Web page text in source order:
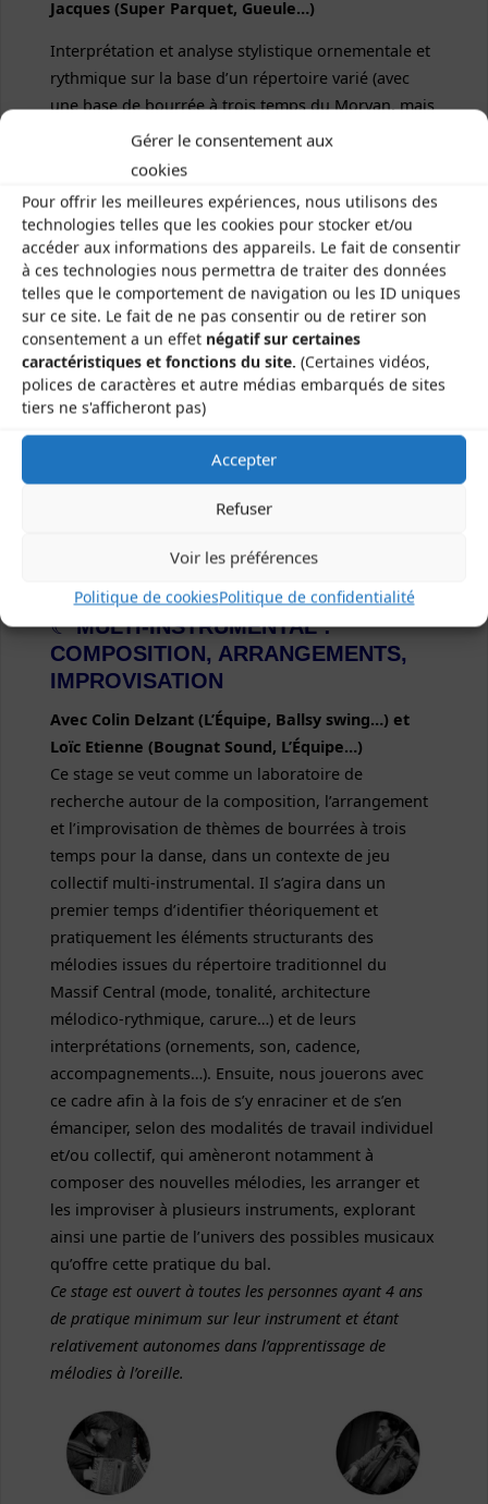
Gérer le consentement aux
cookies
Pour offrir les meilleures expériences, nous utilisons des
technologies telles que les cookies pour stocker et/ou
accéder aux informations des appareils. Le fait de consentir
à ces technologies nous permettra de traiter des données
telles que le comportement de navigation ou les ID uniques
sur ce site. Le fait de ne pas consentir ou de retirer son
consentement a un effet négatif sur certaines
caractéristiques et fonctions du site. (Certaines vidéos,
polices de caractères et autre médias embarqués de sites
tiers ne s'afficheront pas)
Accepter
Refuser
Voir les préférences
Politique de cookiesPolitique de confidentialité
Jacques (Super Parquet, Gueule…)
Interprétation et analyse stylistique ornementale et
rythmique sur la base d’un répertoire varié (avec
une base de bourrée à trois temps du Morvan, mais
pas seulement). Apprentissage de mélodies diverses
à l’oreille, appropriation de celles-ci, travail
attenants à l’interprétation. Le propos général de ce
stage est d’enrichir son style à l’aide des ornements
et de se donner ainsi le loisir de faire vivre les
mélodies par sa musicalité propre.
Matériel : prévoir de quoi boucher ses bourdons et
apporter quelques anches de rechange.
☾MULTI-INSTRUMENTAL :
COMPOSITION, ARRANGEMENTS,
IMPROVISATION
Avec Colin Delzant (L’Équipe, Ballsy swing…) et
Loïc Etienne (Bougnat Sound, L’Équipe…)
Ce stage se veut comme un laboratoire de
recherche autour de la composition, l’arrangement
et l’improvisation de thèmes de bourrées à trois
temps pour la danse, dans un contexte de jeu
collectif multi-instrumental. Il s’agira dans un
premier temps d’identifier théoriquement et
pratiquement les éléments structurants des
mélodies issues du répertoire traditionnel du
Massif Central (mode, tonalité, architecture
mélodico-rythmique, carure…) et de leurs
interprétations (ornements, son, cadence,
accompagnements…). Ensuite, nous jouerons avec
ce cadre afin à la fois de s’y enraciner et de s’en
émanciper, selon des modalités de travail individuel
et/ou collectif, qui amèneront notamment à
composer des nouvelles mélodies, les arranger et
les improviser à plusieurs instruments, explorant
ainsi une partie de l’univers des possibles musicaux
qu’offre cette pratique du bal.
Ce stage est ouvert à toutes les personnes ayant 4 ans
de pratique minimum sur leur instrument et étant
relativement autonomes dans l’apprentissage de
mélodies à l’oreille.